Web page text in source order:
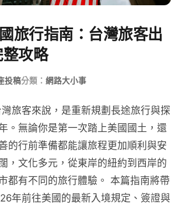
旅行指南：台灣旅客出
攻略
投稿分類： 網路大小事
旅客來說，是重新規劃長途旅行與探
。無論你是第一次踏上美國國土，還
的行前準備都能讓旅程更加順利與安
，文化多元，從東岸的紐約到西岸的
都有不同的旅行體驗。 本篇指南將帶
年前往美國的最新入境規定、簽證與